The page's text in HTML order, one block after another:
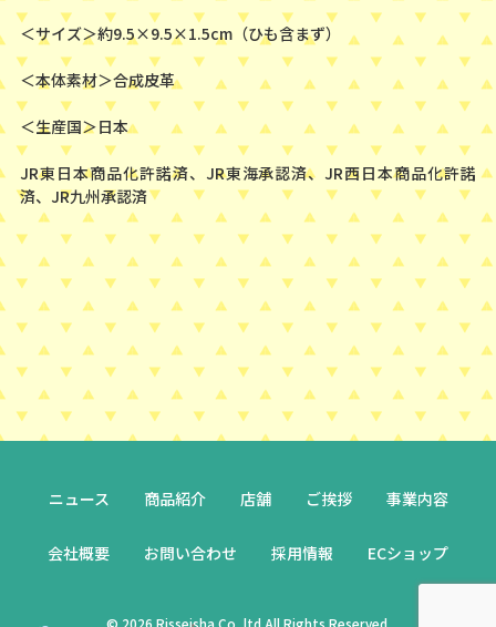
＜サイズ＞約9.5×9.5×1.5cm（ひも含まず）
＜本体素材＞合成皮革
＜生産国＞日本
JR東日本商品化許諾済、JR東海承認済、JR西日本商品化許諾
済、JR九州承認済
ニュース 商品紹介 店舗 ご挨拶 事業内容
会社概要 お問い合わせ 採用情報 ECショップ